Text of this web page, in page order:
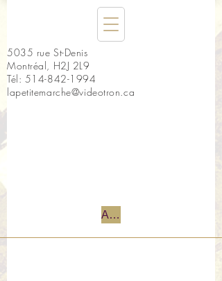
5035 rue St-Denis
Montréal, H2J 2L9
Tél: 514-842-1994
lapetitemarche@videotron.ca
Accueil